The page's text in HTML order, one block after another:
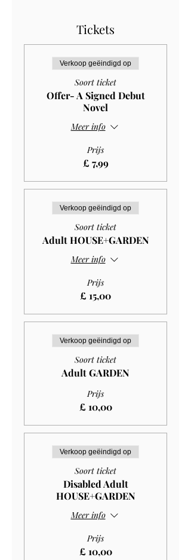
Tickets
Verkoop geëindigd op
Soort ticket
Offer- A Signed Debut
Novel
Meer info
Prijs
£ 7,99
Verkoop geëindigd op
Soort ticket
Adult HOUSE+GARDEN
Meer info
Prijs
£ 15,00
Verkoop geëindigd op
Soort ticket
Adult GARDEN
Prijs
£ 10,00
Verkoop geëindigd op
Soort ticket
Disabled Adult
HOUSE+GARDEN
Meer info
Prijs
£ 10,00